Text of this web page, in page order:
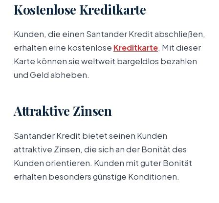
Kostenlose Kreditkarte
Kunden, die einen Santander Kredit abschließen,
erhalten eine kostenlose Kreditkarte. Mit dieser
Karte können sie weltweit bargeldlos bezahlen
und Geld abheben.
Attraktive Zinsen
Santander Kredit bietet seinen Kunden
attraktive Zinsen, die sich an der Bonität des
Kunden orientieren. Kunden mit guter Bonität
erhalten besonders günstige Konditionen.